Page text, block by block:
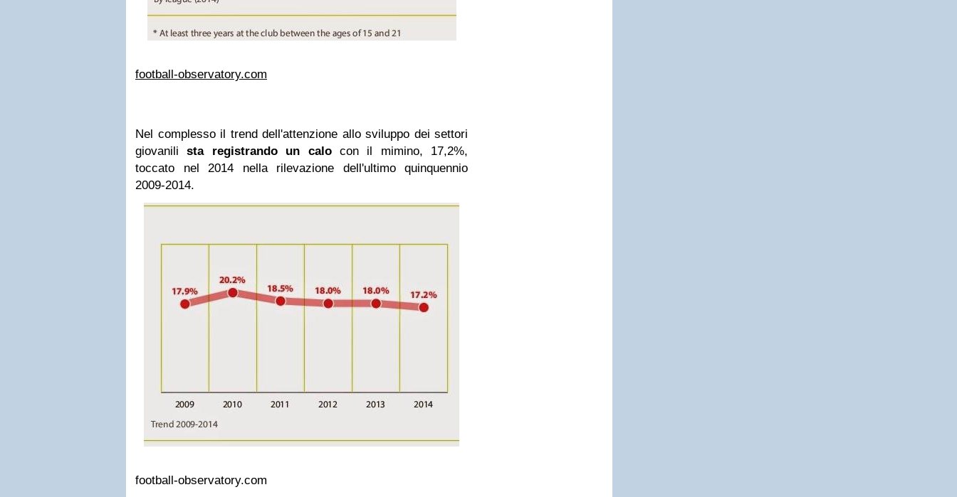
football-observatory.com
Nel complesso il trend dell'attenzione allo sviluppo dei settori
giovanilista registrando un calocon il mimino, 17,2%,
toccato nel 2014 nella rilevazione dell'ultimo quinquennio
2009-2014.
football-observatory.com